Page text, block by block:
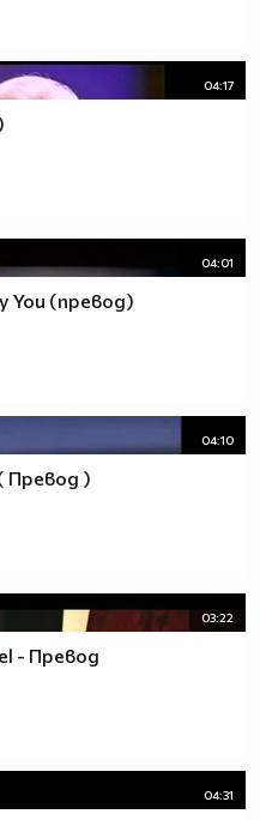
04:17
04:01
You (превод)
04:10
Превод )
03:22
- Превод
04:31